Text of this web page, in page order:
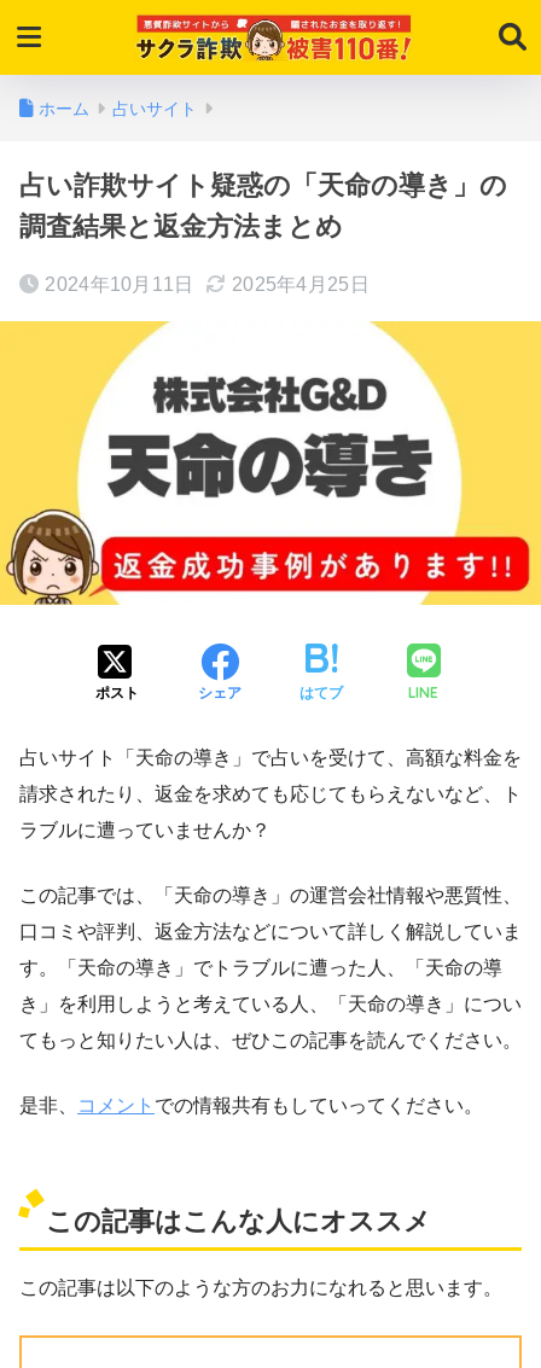
ホーム 占いサイト
占い詐欺サイト疑惑の「天命の導き」の
調査結果と返金方法まとめ
2024年10月11日 2025年4月25日
ポスト シェア はてブ LINE
占いサイト「天命の導き」で占いを受けて、高額な料金を
請求されたり、返金を求めても応じてもらえないなど、ト
ラブルに遭っていませんか？
この記事では、「天命の導き」の運営会社情報や悪質性、
口コミや評判、返金方法などについて詳しく解説していま
す。「天命の導き」でトラブルに遭った人、「天命の導
き」を利用しようと考えている人、「天命の導き」につい
てもっと知りたい人は、ぜひこの記事を読んでください。
是非、 コメント での情報共有もしていってください。
この記事はこんな人にオススメ
この記事は以下のような方のお力になれると思います。